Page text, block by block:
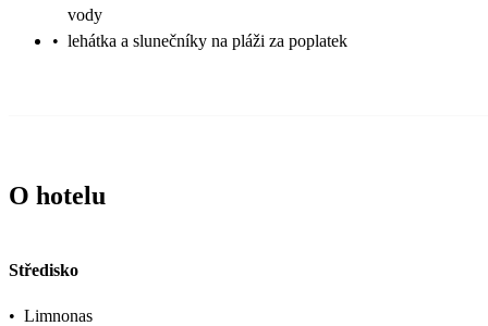
vody
• lehátka a slunečníky na pláži za poplatek
O hotelu
Středisko
• Limnonas